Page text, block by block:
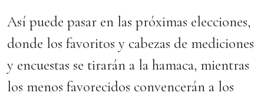
Así puede pasar en las próximas elecciones,
donde los favoritos y cabezas de mediciones
y encuestas se tirarán a la hamaca, mientras
los menos favorecidos convencerán a los